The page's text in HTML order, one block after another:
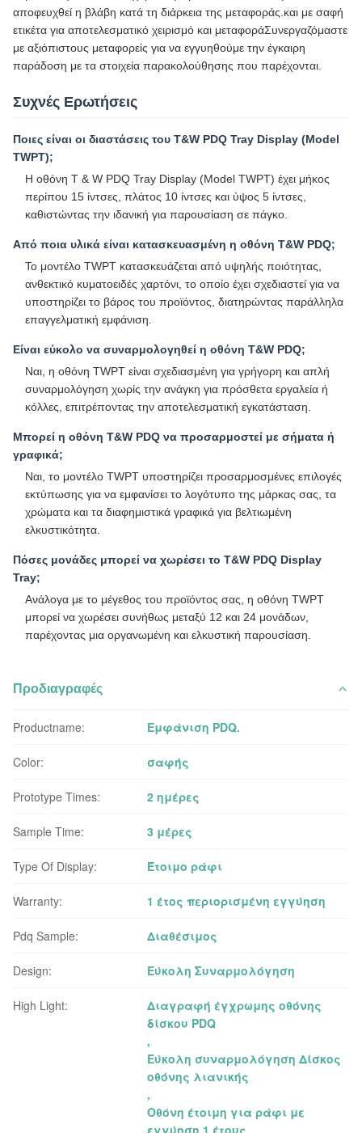
αποφευχθεί η βλάβη κατά τη διάρκεια της μεταφοράς.και με σαφή
ετικέτα για αποτελεσματικό χειρισμό και μεταφοράΣυνεργαζόμαστε
με αξιόπιστους μεταφορείς για να εγγυηθούμε την έγκαιρη
παράδοση με τα στοιχεία παρακολούθησης που παρέχονται.
Συχνές Ερωτήσεις
Ποιες είναι οι διαστάσεις του T&W PDQ Tray Display (Model
TWPT);
Η οθόνη T & W PDQ Tray Display (Model TWPT) έχει μήκος
περίπου 15 ίντσες, πλάτος 10 ίντσες και ύψος 5 ίντσες,
καθιστώντας την ιδανική για παρουσίαση σε πάγκο.
Από ποια υλικά είναι κατασκευασμένη η οθόνη T&W PDQ;
Το μοντέλο TWPT κατασκευάζεται από υψηλής ποιότητας,
ανθεκτικό κυματοειδές χαρτόνι, το οποίο έχει σχεδιαστεί για να
υποστηρίζει το βάρος του προϊόντος, διατηρώντας παράλληλα
επαγγελματική εμφάνιση.
Είναι εύκολο να συναρμολογηθεί η οθόνη T&W PDQ;
Ναι, η οθόνη TWPT είναι σχεδιασμένη για γρήγορη και απλή
συναρμολόγηση χωρίς την ανάγκη για πρόσθετα εργαλεία ή
κόλλες, επιτρέποντας την αποτελεσματική εγκατάσταση.
Μπορεί η οθόνη T&W PDQ να προσαρμοστεί με σήματα ή
γραφικά;
Ναι, το μοντέλο TWPT υποστηρίζει προσαρμοσμένες επιλογές
εκτύπωσης για να εμφανίσει το λογότυπο της μάρκας σας, τα
χρώματα και τα διαφημιστικά γραφικά για βελτιωμένη
ελκυστικότητα.
Πόσες μονάδες μπορεί να χωρέσει το T&W PDQ Display
Tray;
Ανάλογα με το μέγεθος του προϊόντος σας, η οθόνη TWPT
μπορεί να χωρέσει συνήθως μεταξύ 12 και 24 μονάδων,
παρέχοντας μια οργανωμένη και ελκυστική παρουσίαση.
Προδιαγραφές
Productname: Εμφάνιση PDQ.
Color: σαφής
Prototype Times: 2 ημέρες
Sample Time: 3 μέρες
Type Of Display: Έτοιμο ράφι
Warranty: 1 έτος περιορισμένη εγγύηση
Pdq Sample: Διαθέσιμος
Design: Εύκολη Συναρμολόγηση
High Light:
Διαγραφή έγχρωμης οθόνης
δίσκου PDQ
,
Εύκολη συναρμολόγηση Δίσκος
οθόνης λιανικής
,
Οθόνη έτοιμη για ράφι με
εγγύηση 1 έτους